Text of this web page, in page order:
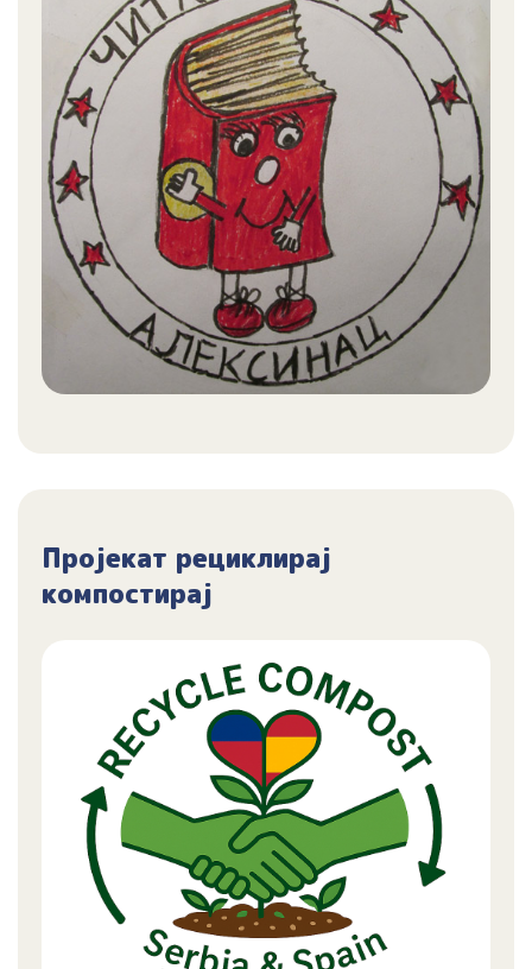
Пројекат рециклирај
компостирај